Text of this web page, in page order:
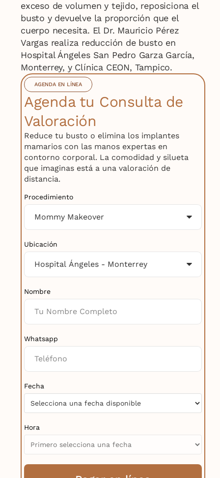
exceso de volumen y tejido, reposiciona el
busto y devuelve la proporción que el
cuerpo necesita. El Dr. Mauricio Pérez
Vargas realiza reducción de busto en
Hospital Ángeles San Pedro Garza García,
Monterrey, y Clínica CEON, Tampico.
AGENDA EN LÍNEA
Agenda tu Consulta de
Valoración
Reduce tu busto o elimina los implantes
mamarios con las manos expertas en
contorno corporal. La comodidad y silueta
que imaginas está a una valoración de
distancia.
Procedimiento
Ubicación
Nombre
Whatsapp
Fecha
Hora